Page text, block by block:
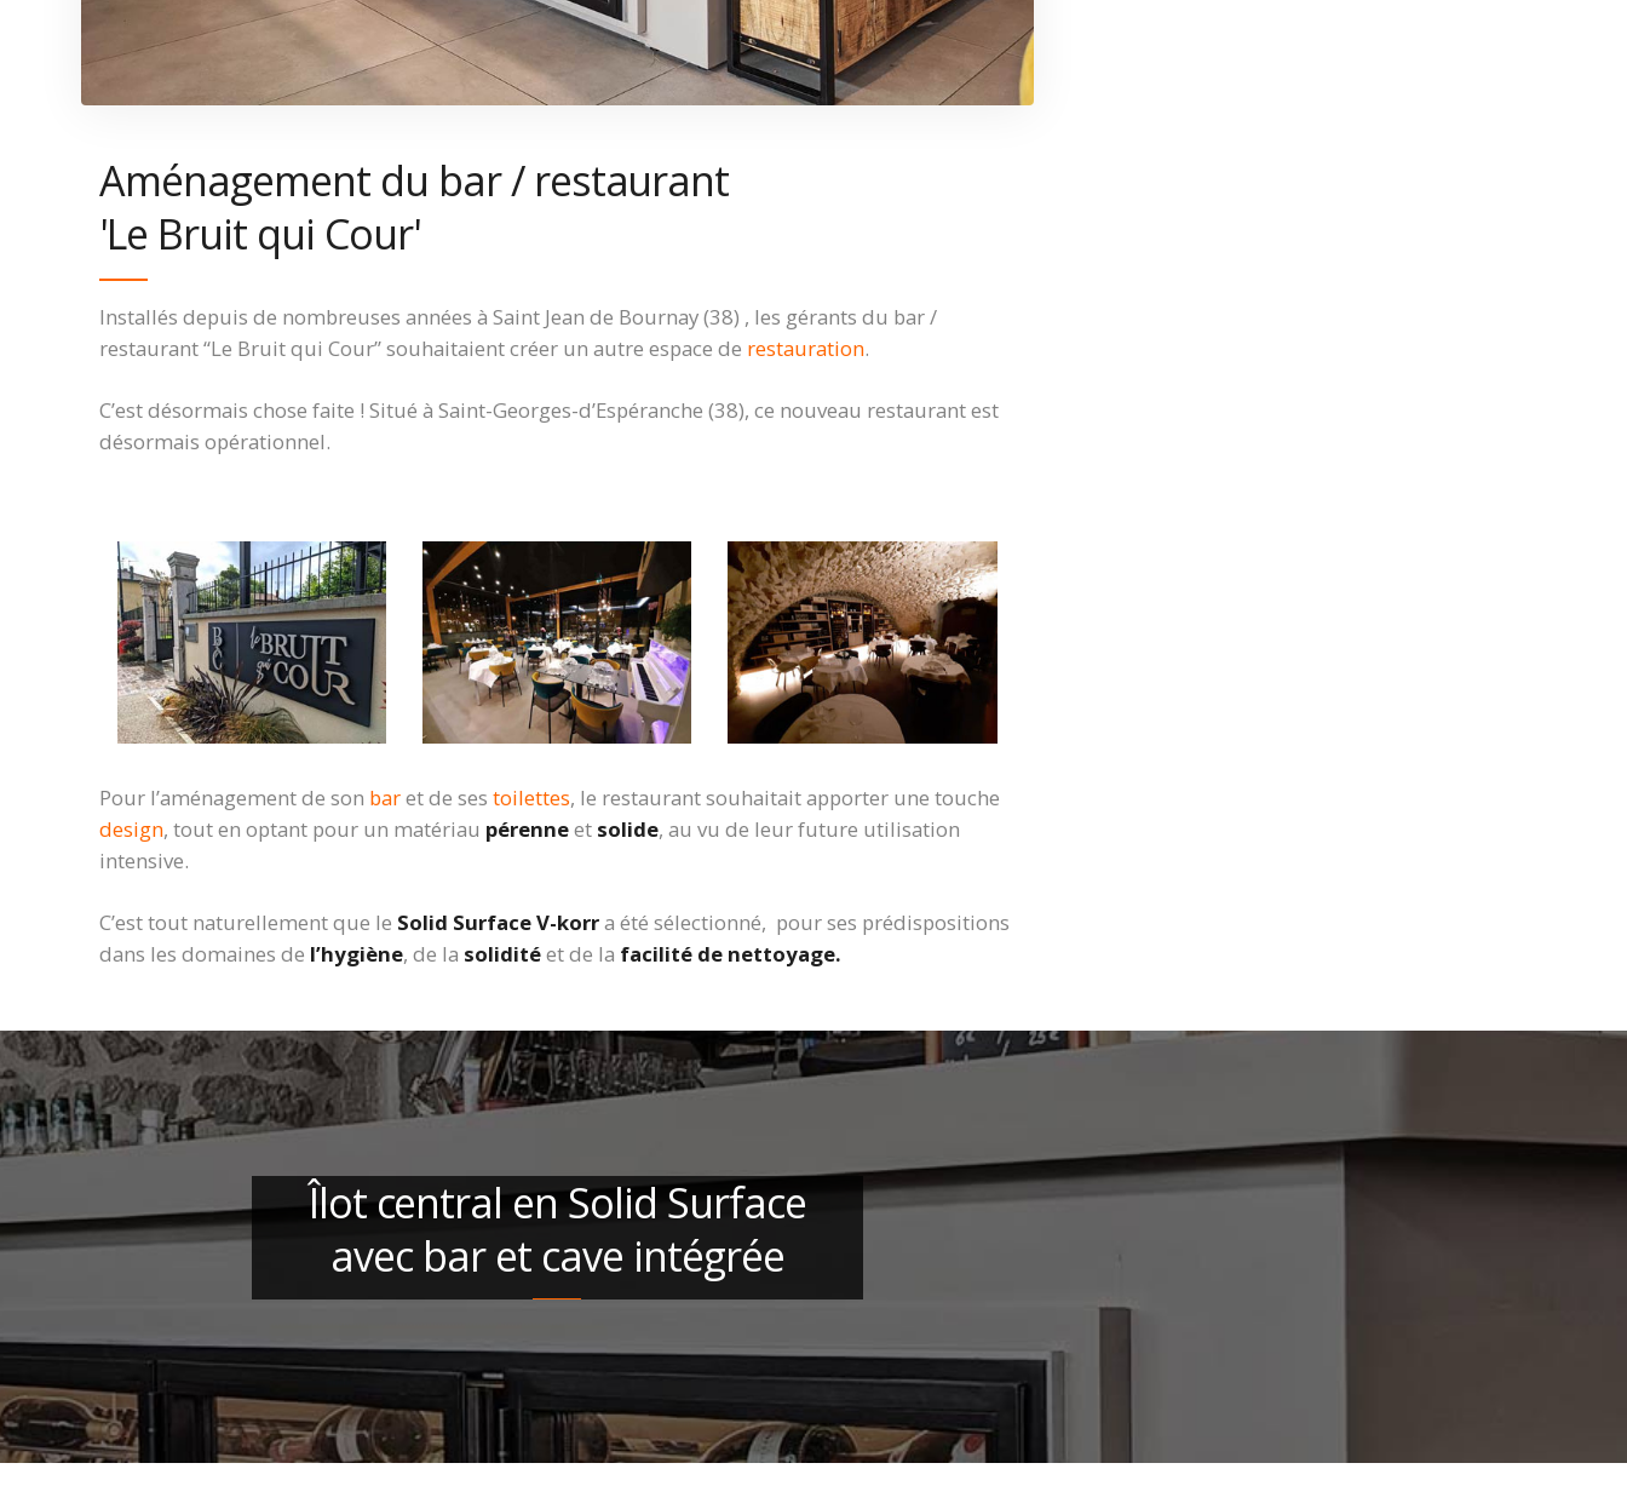
Aménagement du bar / restaurant
'Le Bruit qui Cour'
Installés depuis de nombreuses années à Saint Jean de Bournay (38) , les gérants du bar /
restaurant “Le Bruit qui Cour” souhaitaient créer un autre espace de restauration.
C’est désormais chose faite ! Situé à Saint-Georges-d’Espéranche (38), ce nouveau restaurant est
désormais opérationnel.
Pour l’aménagement de son baret de ses toilettes, le restaurant souhaitait apporter une touche
design, tout en optant pour un matériau pérenneet solide, au vu de leur future utilisation
intensive.
C’est tout naturellement que le Solid Surface V-korra été sélectionné, pour ses prédispositions
dans les domaines de l’hygiène, de la soliditéet de la facilité de nettoyage.
Îlot central en Solid Surface
avec bar et cave intégrée